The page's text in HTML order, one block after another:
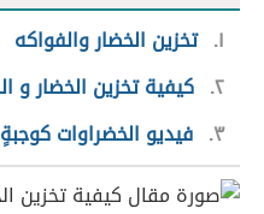
١ تخزين الخضار والفواكه
٢ كيفية تخزين الخضار و
٣ فيديو الخضراوات